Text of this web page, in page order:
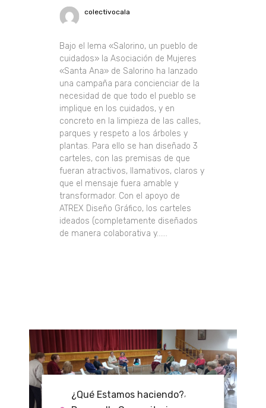
colectivocala
Bajo el lema «Salorino, un pueblo de
cuidados» la Asociación de Mujeres
«Santa Ana» de Salorino ha lanzado
una campaña para concienciar de la
necesidad de que todo el pueblo se
implique en los cuidados, y en
concreto en la limpieza de las calles,
parques y respeto a los árboles y
plantas. Para ello se han diseñado 3
carteles, con las premisas de que
fueran atractivos, llamativos, claros y
que el mensaje fuera amable y
transformador. Con el apoyo de
ATREX Diseño Gráfico, los carteles
ideados (completamente diseñados
de manera colaborativa y......
¿Qué Estamos haciendo?,